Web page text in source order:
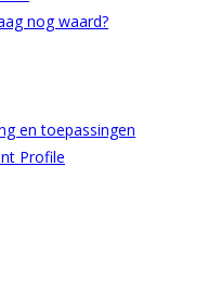
nog waard?
en toepassingen
Profile